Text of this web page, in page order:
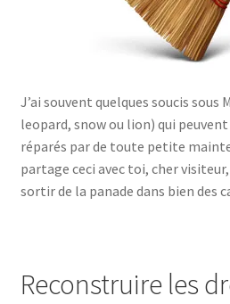
J’ai souvent quelques soucis sous
leopard, snow ou lion) qui
réparés par de toute petite
partage ceci avec toi, cher
sortir de la panade dans bien des
Reconstruire les